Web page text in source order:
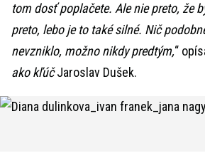
tom dosť poplačete. Ale nie preto, že
preto, lebo je to také silné. Nič
nevzniklo, možno nikdy predtým,“
ako kľúčJaroslav Dušek.